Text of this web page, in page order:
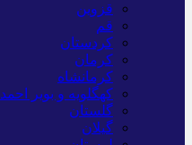
قزوین
قم
کردستان
کرمان
کرمانشاه
کهگلویه و بویر احمد
گلستان
گیلان